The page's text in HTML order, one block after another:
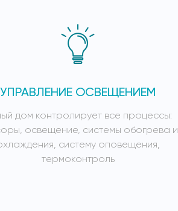
УПРАВЛЕНИЕ ОСВЕЩЕНИЕМ
дом контролирует все процессы:
освещение, системы обогрева и
систему оповещения,
термоконтроль